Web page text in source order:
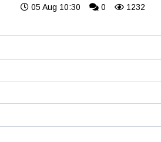
05 Aug 10:30 0 1232